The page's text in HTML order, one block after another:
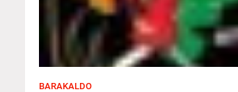
BARAKALDO